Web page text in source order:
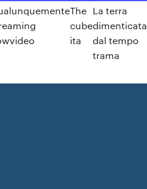
The
cube
ita
La terra
dimenticata
dal tempo
trama